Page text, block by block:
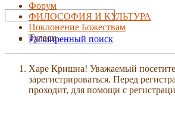
Расширенный поиск
Форум
ФИЛОСОФИЯ И КУЛЬТУРА
Поклонение Божествам
Туласи
Харе Кришна! Уважаемый
зарегистрироваться. Перед
проходит, для помощи с